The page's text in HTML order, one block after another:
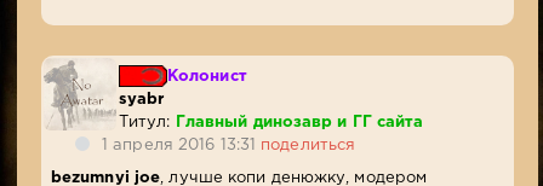
Колонист
syabr
Титул:
Главный динозавр и ГГ сайта
1 апреля 2016 13:31 поделиться
bezumnyi joe , лучше копи денюжку, модером